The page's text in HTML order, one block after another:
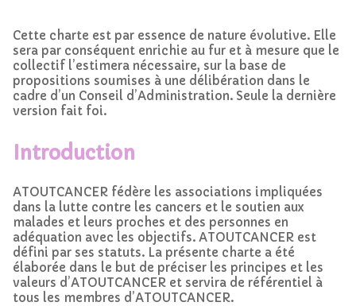
Cette charte est par essence de nature évolutive. Elle
sera par conséquent enrichie au fur et à mesure que le
collectif l’estimera nécessaire, sur la base de
propositions soumises à une délibération dans le
cadre d’un Conseil d’Administration. Seule la dernière
version fait foi.
Introduction
ATOUTCANCER fédère les associations impliquées
dans la lutte contre les cancers et le soutien aux
malades et leurs proches et des personnes en
adéquation avec les objectifs. ATOUTCANCER est
défini par ses statuts. La présente charte a été
élaborée dans le but de préciser les principes et les
valeurs d’ATOUTCANCER et servira de référentiel à
tous les membres d’ATOUTCANCER.